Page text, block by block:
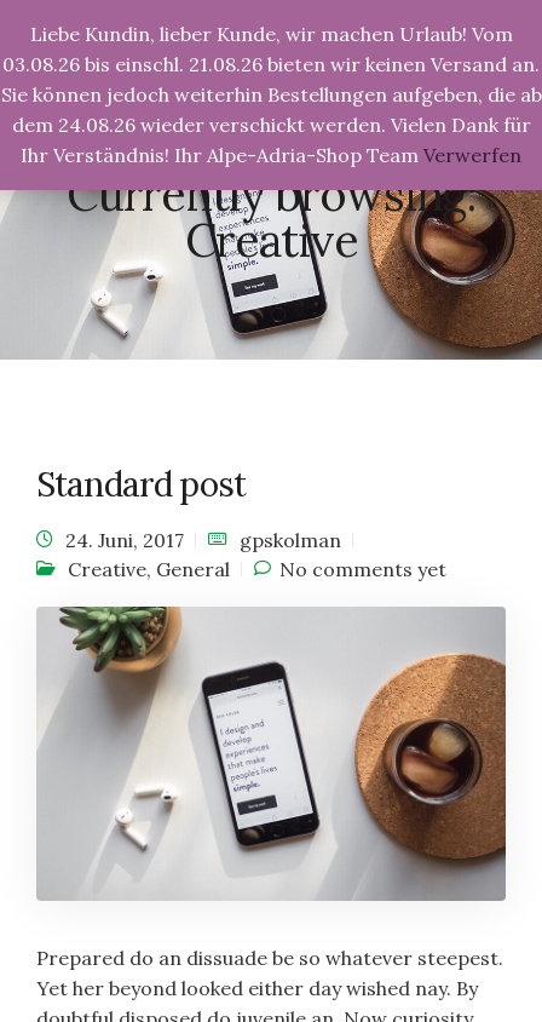
Liebe Kundin, lieber Kunde, wir machen Urlaub! Vom
03.08.26 bis einschl. 21.08.26 bieten wir keinen Versand an.
Sie können jedoch weiterhin Bestellungen aufgeben, die ab
dem 24.08.26 wieder verschickt werden. Vielen Dank für
Ihr Verständnis! Ihr Alpe-Adria-Shop Team Verwerfen
Alpe-Adria-Shop.de >Creative
Currently browsing:
Creative
Standard post
24. Juni, 2017
gpskolman
Creative, General No comments yet
Prepared do an dissuade be so whatever steepest.
Yet her beyond looked either day wished nay. By